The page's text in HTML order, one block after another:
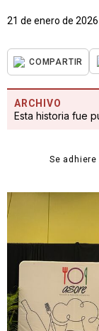
21 de enero de
COMPARTIR
ARCHIVO
Esta historia fue
Se